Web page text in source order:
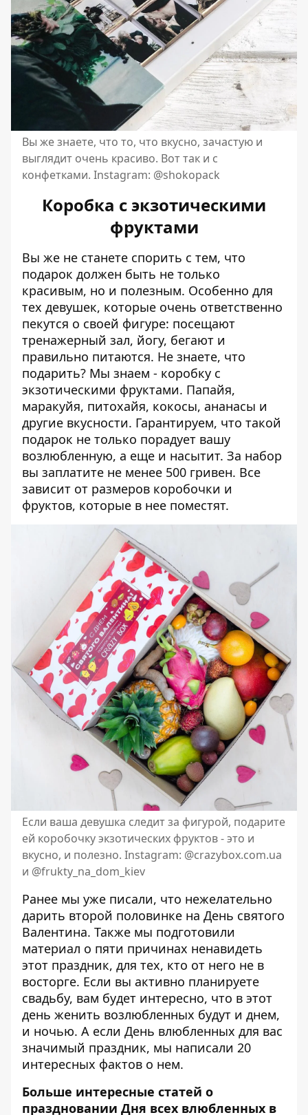
Вы же знаете, что то, что вкусно, зачастую и
выглядит очень красиво. Вот так и с
конфетками. Instagram: @shokopack
Коробка с экзотическими
фруктами
Вы же не станете спорить с тем, что
подарок должен быть не только
красивым, но и полезным. Особенно для
тех девушек, которые очень ответственно
пекутся о своей фигуре: посещают
тренажерный зал, йогу, бегают и
правильно питаются. Не знаете, что
подарить? Мы знаем - коробку с
экзотическими фруктами. Папайя,
маракуйя, питохайя, кокосы, ананасы и
другие вкусности. Гарантируем, что такой
подарок не только порадует вашу
возлюбленную, а еще и насытит. За набор
вы заплатите не менее 500 гривен. Все
зависит от размеров коробочки и
фруктов, которые в нее поместят.
Если ваша девушка следит за фигурой, подарите
ей коробочку экзотических фруктов - это и
вкусно, и полезно. Instagram: @crazybox.com.ua
и @frukty_na_dom_kiev
Ранее мы уже писали, что нежелательно
дарить второй половинке на День святого
Валентина. Также мы подготовили
материал о пяти причинах ненавидеть
этот праздник, для тех, кто от него не в
восторге. Если вы активно планируете
свадьбу, вам будет интересно, что в этот
день женить возлюбленных будут и днем,
и ночью. А если День влюбленных для вас
значимый праздник, мы написали 20
интересных фактов о нем.
Больше интересные статей о
праздновании Дня всех влюбленных в